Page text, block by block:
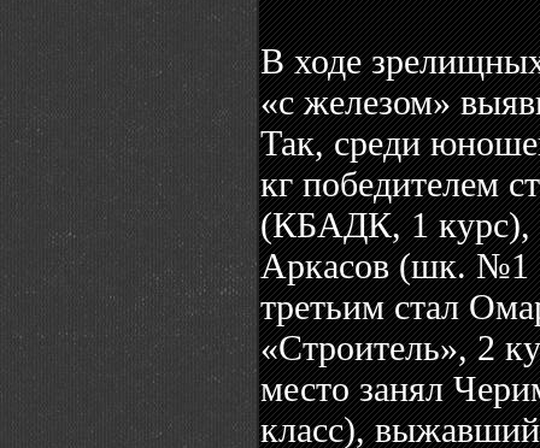
В ходе
«с железом»
Так, среди
кг победителем
(КБАДК, 1 курс),
Аркасов (шк. №1
третьим стал
«Строитель», 2
место занял
класс),